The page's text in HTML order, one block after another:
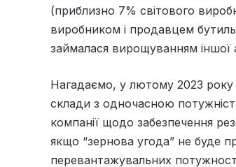
(приблизно 7% світового
виробником і продавцем
займалася вирощуванням іншої
Нагадаємо, у лютому 2023 року
склади з одночасною
компанії щодо забезпечення
якщо “зернова угода” не буде
перевантажувальних